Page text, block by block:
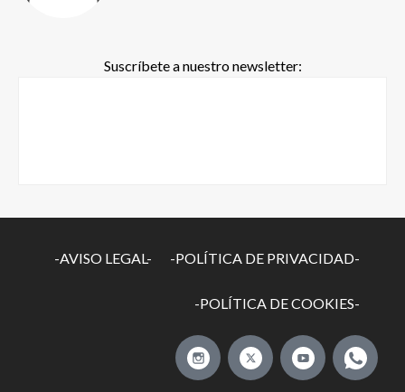
Suscríbete a nuestro newsletter:
-AVISO LEGAL- -POLÍTICA DE PRIVACIDAD-
-POLÍTICA DE COOKIES-